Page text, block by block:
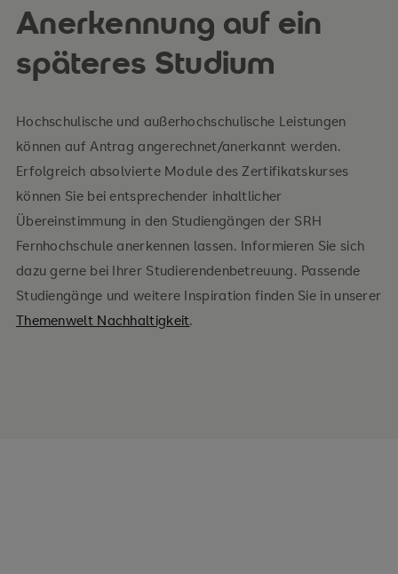
Anerkennung auf ein
späteres Studium
Hochschulische und außerhochschulische Leistungen
können auf Antrag angerechnet/anerkannt werden.
Erfolgreich absolvierte Module des Zertifikatskurses
können Sie bei entsprechender inhaltlicher
Übereinstimmung in den Studiengängen der SRH
Fernhochschule anerkennen lassen. Informieren Sie sich
dazu gerne bei Ihrer Studierendenbetreuung. Passende
Studiengänge und weitere Inspiration finden Sie in unserer
Themenwelt Nachhaltigkeit.